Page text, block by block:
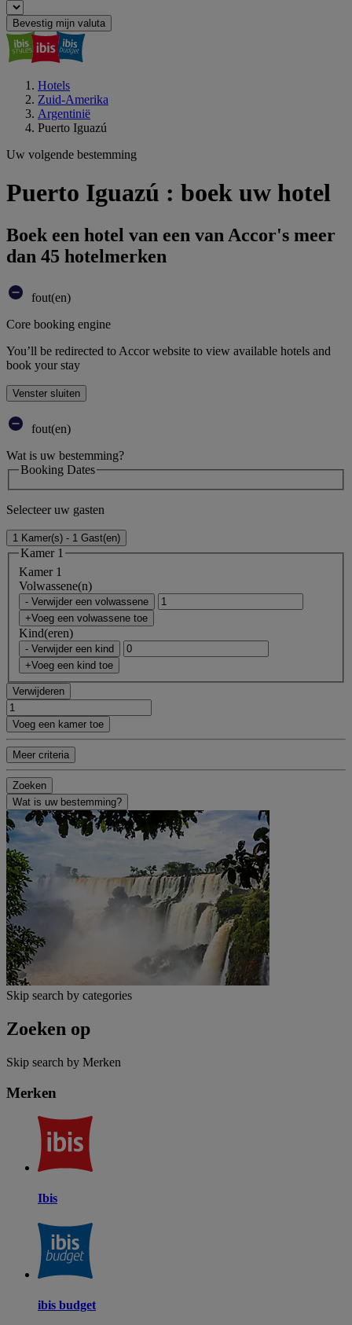
Bevestig mijn valuta
Hotels
Zuid-Amerika
Argentinië
Puerto Iguazú
Uw volgende bestemming
Puerto Iguazú : boek uw hotel
Boek een hotel van een van Accor's meer
dan 45 hotelmerken
fout(en)
Core booking engine
You’ll be redirected to Accor website to view available hotels and
book your stay
Venster sluiten
fout(en)
Wat is uw bestemming?
Booking Dates
Selecteer uw gasten
1 Kamer(s) - 1 Gast(en)
Kamer 1
Kamer 1
Volwassene(n)
- Verwijder een volwassene
+Voeg een volwassene toe
Kind(eren)
- Verwijder een kind
+Voeg een kind toe
Verwijderen
Voeg een kamer toe
Meer criteria
Zoeken
Wat is uw bestemming?
Skip search by categories
Zoeken op
Skip search by Merken
Merken
Ibis
ibis budget